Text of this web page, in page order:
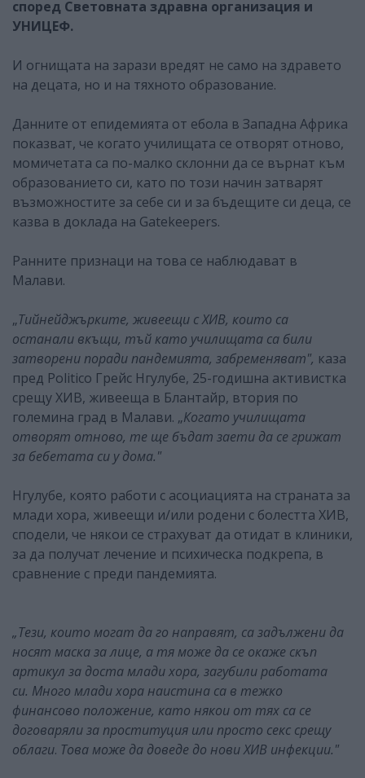
според Световната здравна организация и
УНИЦЕФ.
И огнищата на зарази вредят не само на здравето
на децата, но и на тяхното образование.
Данните от епидемията от ебола в Западна Африка
показват, че когато училищата се отворят отново,
момичетата са по-малко склонни да се върнат към
образованието си, като по този начин затварят
възможностите за себе си и за бъдещите си деца, се
казва в доклада на Gatekeepers.
Ранните признаци на това се наблюдават в
Малави.
„Тийнейджърките, живеещи с ХИВ, които са
останали вкъщи, тъй като училищата са били
затворени поради пандемията, забременяват", каза
пред Politico Грейс Нгулубе, 25-годишна активистка
срещу ХИВ, живееща в Блантайр, втория по
големина град в Малави. „Когато училищата
отворят отново, те ще бъдат заети да се грижат
за бебетата си у дома."
Нгулубе, която работи с асоциацията на страната за
млади хора, живеещи и/или родени с болестта ХИВ,
сподели, че някои се страхуват да отидат в клиники,
за да получат лечение и психическа подкрепа, в
сравнение с преди пандемията.
„Тези, които могат да го направят, са задължени да
носят маска за лице, а тя може да се окаже скъп
артикул за доста млади хора, загубили работата
си. Много млади хора наистина са в тежко
финансово положение, като някои от тях са се
договаряли за проституция или просто секс срещу
облаги. Това може да доведе до нови ХИВ инфекции."